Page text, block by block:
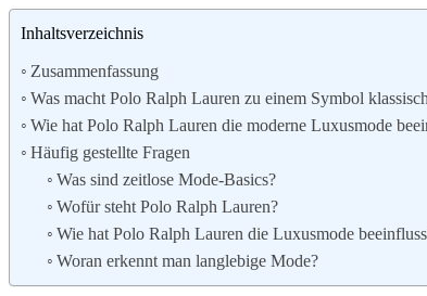
Inhaltsverzeichnis
Zusammenfassung
Was macht Polo Ralph Lauren zu einem Symbol
Wie hat Polo Ralph Lauren die moderne Luxusmode
Häufig gestellte Fragen
Was sind zeitlose Mode-Basics?
Wofür steht Polo Ralph Lauren?
Wie hat Polo Ralph Lauren die Luxusmode
Woran erkennt man langlebige Mode?